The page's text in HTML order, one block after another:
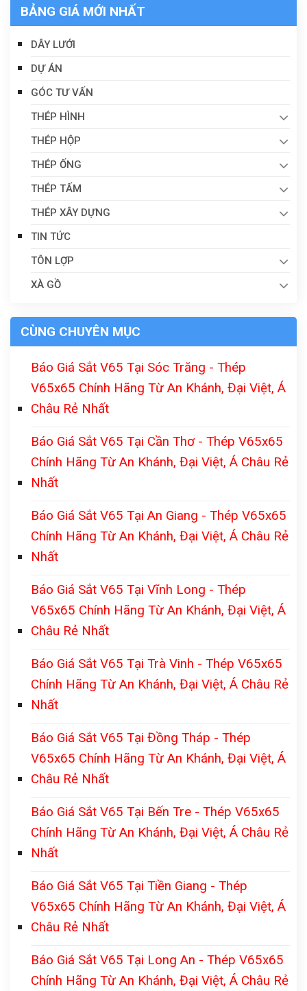
BẢNG GIÁ MỚI NHẤT
DÂY LƯỚI
DỰ ÁN
GÓC TƯ VẤN
THÉP HÌNH
THÉP HỘP
THÉP ỐNG
THÉP TẤM
THÉP XÂY DỰNG
TIN TỨC
TÔN LỢP
XÀ GỒ
CÙNG CHUYÊN MỤC
Báo Giá Sắt V65 Tại Sóc Trăng - Thép
V65x65 Chính Hãng Từ An Khánh, Đại Việt, Á
Châu Rẻ Nhất
Báo Giá Sắt V65 Tại Cần Thơ - Thép V65x65
Chính Hãng Từ An Khánh, Đại Việt, Á Châu Rẻ
Nhất
Báo Giá Sắt V65 Tại An Giang - Thép V65x65
Chính Hãng Từ An Khánh, Đại Việt, Á Châu Rẻ
Nhất
Báo Giá Sắt V65 Tại Vĩnh Long - Thép
V65x65 Chính Hãng Từ An Khánh, Đại Việt, Á
Châu Rẻ Nhất
Báo Giá Sắt V65 Tại Trà Vinh - Thép V65x65
Chính Hãng Từ An Khánh, Đại Việt, Á Châu Rẻ
Nhất
Báo Giá Sắt V65 Tại Đồng Tháp - Thép
V65x65 Chính Hãng Từ An Khánh, Đại Việt, Á
Châu Rẻ Nhất
Báo Giá Sắt V65 Tại Bến Tre - Thép V65x65
Chính Hãng Từ An Khánh, Đại Việt, Á Châu Rẻ
Nhất
Báo Giá Sắt V65 Tại Tiền Giang - Thép
V65x65 Chính Hãng Từ An Khánh, Đại Việt, Á
Châu Rẻ Nhất
Báo Giá Sắt V65 Tại Long An - Thép V65x65
Chính Hãng Từ An Khánh, Đại Việt, Á Châu Rẻ